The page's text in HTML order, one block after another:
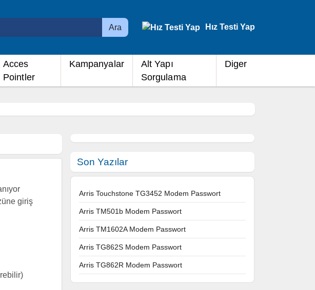
Ara Hız Testi Yap
Acces
Pointler
Kampanyalar
Alt Yapı
Sorgulama
Diger
giriş
Son Yazılar
Arris Touchstone TG3452 Modem Passwort
Arris TM501b Modem Passwort
Arris TM1602A Modem Passwort
Arris TG862S Modem Passwort
Arris TG862R Modem Passwort